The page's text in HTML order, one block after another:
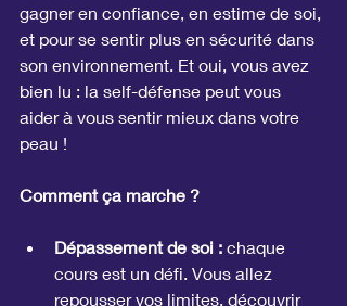
gagner en confiance, en estime de soi,
et pour se sentir plus en sécurité dans
son environnement. Et oui, vous avez
bien lu : la self-défense peut vous
aider à vous sentir mieux dans votre
peau !
Comment ça marche ?
Dépassement de soi : chaque
cours est un défi. Vous allez
repousser vos limites, découvrir